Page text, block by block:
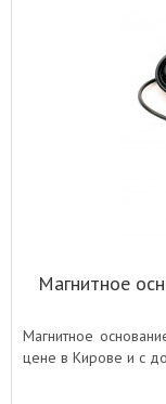
Магнитное
Магнитное
цене в Кирове и с